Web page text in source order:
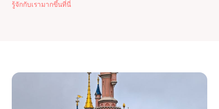
รู้จักกับเรามากขึ้นที่นี่